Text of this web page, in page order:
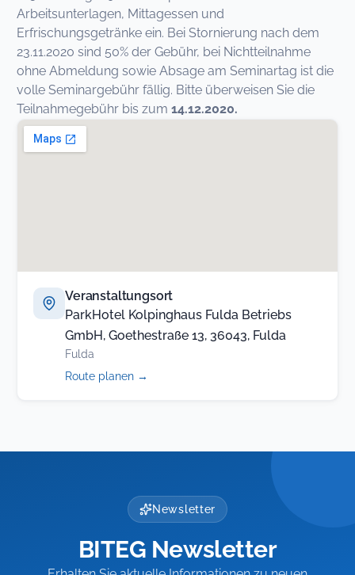
Arbeitsunterlagen, Mittagessen und
Erfrischungsgetränke ein. Bei Stornierung nach dem
23.11.2020 sind 50% der Gebühr, bei Nichtteilnahme
ohne Abmeldung sowie Absage am Seminartag ist die
volle Seminargebühr fällig. Bitte überweisen Sie die
Teilnahmegebühr bis zum 14.12.2020.
Veranstaltungsort
ParkHotel Kolpinghaus Fulda Betriebs
GmbH, Goethestraße 13, 36043, Fulda
Fulda
Route planen →
Newsletter
BITEG Newsletter